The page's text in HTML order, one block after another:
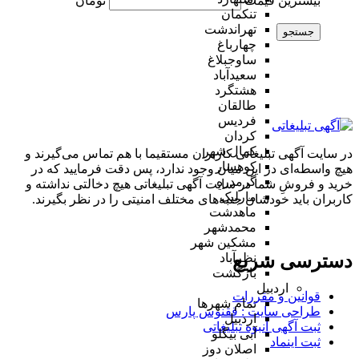
تنکمان
تهراندشت
چهارباغ
ساوجبلاغ
سعیدآباد
هشتگرد
طالقان
فردیس
کردان
کمال شهر
کوهسار
گرمدره
مارلیک
ماهدشت
محمدشهر
مشکین شهر
نظرآباد
بازگشت
اردبیل
تمام شهر‌ها
اردبیل
آبی بیگلو
اصلان دوز
جستجو
در سایت آگهی تبلیغاتی کاربران مستقیما با هم تماس می‌گیرند و
هیچ واسطه‌ای در این میان وجود ندارد، پس دقت فرمایید که در
خرید و فروشِ شما در سایت آگهی تبلیغاتی هیچ دخالتی نداشته و
کاربران باید خودشان جنبه‌های مختلف امنیتی را در نظر بگیرند.
دسترسی سریع
قوانین و مقررات
طراحی سایت : ققنوس پارس
ثبت آگهی انبوه تبلیغاتی
ثبت اینماد